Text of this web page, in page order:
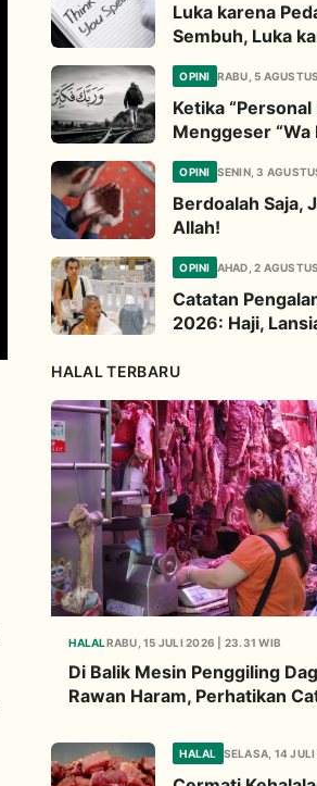
Luka karena
Sembuh, Luka
Dapat Diwariskan
OPINI RABU, 5
Ketika “Personal
Menggeser “Wa
Fakabbir”
OPINI SENIN, 3
Berdoalah Saja,
Allah!
OPINI AHAD, 2
Catatan
2026: Haji,
HALAL TERBARU
HALALRABU, 15 JULI 2026 | 23.31 WIB
Di Balik Mesin Penggiling
Rawan Haram, Perhatikan
HALAL SELASA, 14